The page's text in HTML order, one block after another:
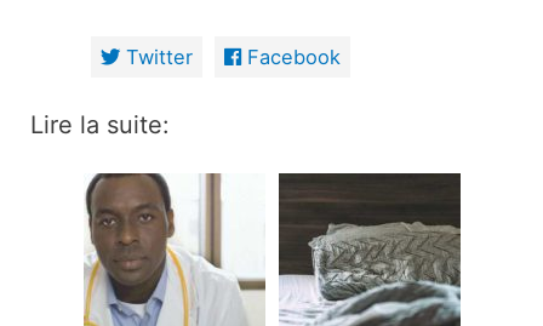
Twitter Facebook
Lire la suite: